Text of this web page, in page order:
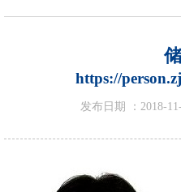
https://
发布日期 ： 2018-